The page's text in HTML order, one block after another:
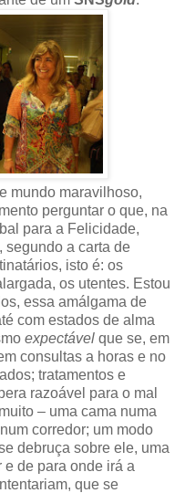
mundo maravilhoso,
perguntar o que, na
para a Felicidade,
segundo a carta de
isto é: os
os utentes. Estou
essa amálgama de
com estados de alma
expectável que se, em
consultas a horas e no
tratamentos e
razoável para o mal
– uma cama numa
corredor; um modo
debruça sobre ele, uma
de para onde irá a
que se